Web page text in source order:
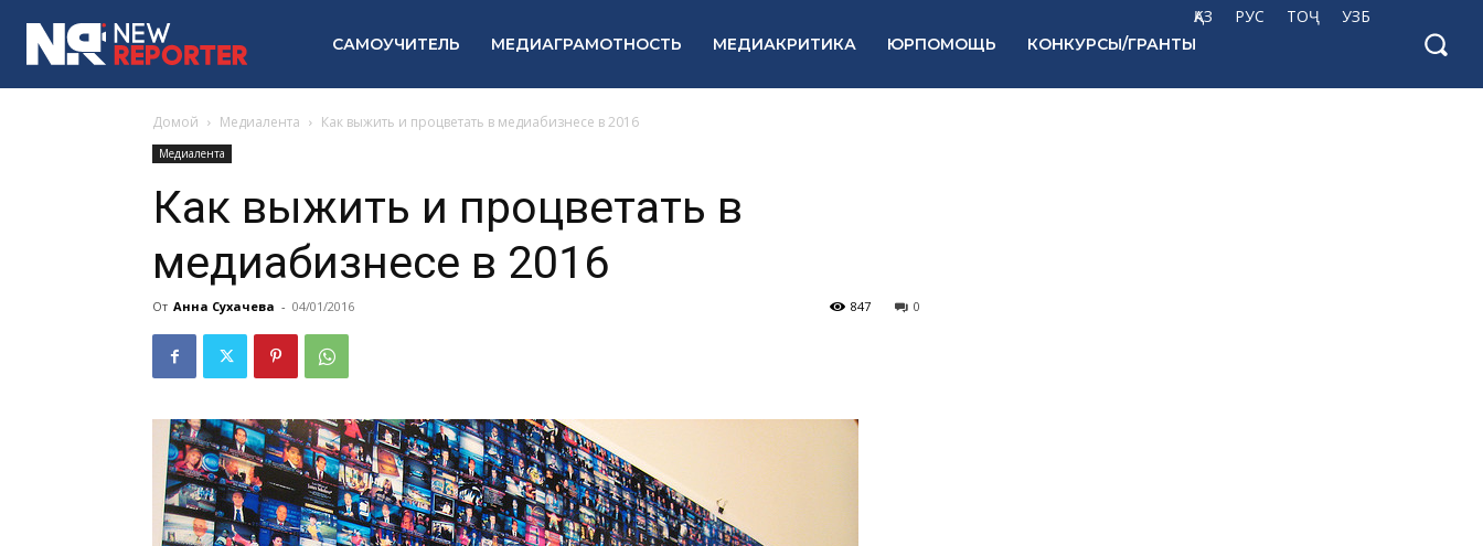
ҚАЗ РУС ТОҶ УЗБ
САМОУЧИТЕЛЬ МЕДИАГРАМОТНОСТЬ МЕДИАКРИТИКА ЮРПОМОЩЬ КОНКУРСЫ/ГРАНТЫ
Домой Медиалента Как выжить и процветать в медиабизнесе в 2016
Медиалента
Как выжить и процветать в
медиабизнесе в 2016
От Анна Сухачева - 04/01/2016 0
847